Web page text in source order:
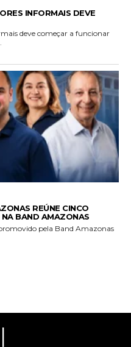
INFORMAIS DEVE
deve começar a funcionar
REÚNE CINCO
BAND AMAZONAS
pela Band Amazonas